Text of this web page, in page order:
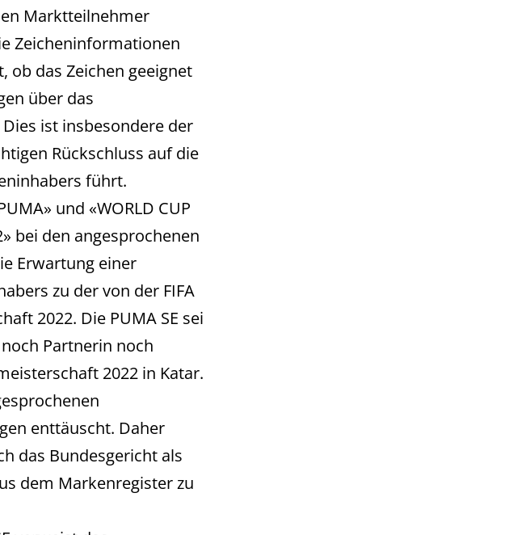
Marktteilnehmer
Zeicheninformationen
ob das Zeichen geeignet
über das
ist insbesondere der
Rückschluss auf die
führt.
und «WORLD CUP
bei den angesprochenen
Erwartung einer
zu der von der FIFA
2022. Die PUMA SE sei
Partnerin noch
2022 in Katar.
enttäuscht. Daher
das Bundesgericht als
dem Markenregister zu